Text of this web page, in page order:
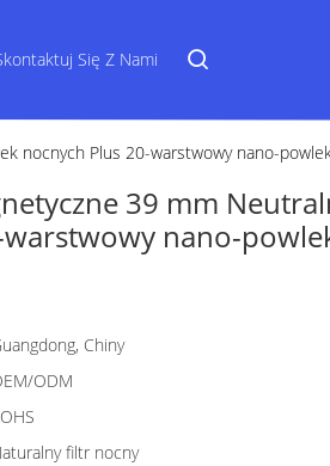
Się Z Nami
nocnych Plus 20-warstwowy nano-
39 mm
warstwowy nano-
Chiny
ODM
filtr nocny